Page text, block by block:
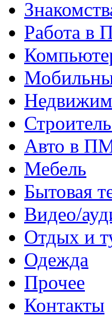
Работа в
Авто в
Мебель
Бытовая
Видео/
Отдых и
Одежда
Прочее
Контакты